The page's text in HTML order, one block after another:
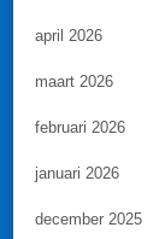
april 2026
maart 2026
februari 2026
januari 2026
december 2025